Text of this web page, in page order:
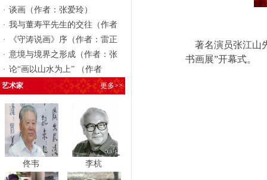
· 谈画（作者：张爱玲）
· 我与董寿平先生的交往（作者
·
《守涛说画》序（作者：雷正
· 意境与境界之形成（作者：张
· 论“画以山水为上” （作者
艺术家 更多>>
佟韦 李杭
著名演员张江山
书画展”开幕式。